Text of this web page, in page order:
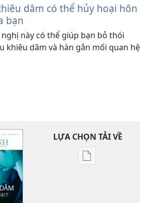
dâm có thể hủy hoại hôn
bạn
này có thể giúp bạn bỏ thói
khiêu dâm và hàn gắn mối quan hệ
LỰA CHỌN TẢI VỀ
Tùy